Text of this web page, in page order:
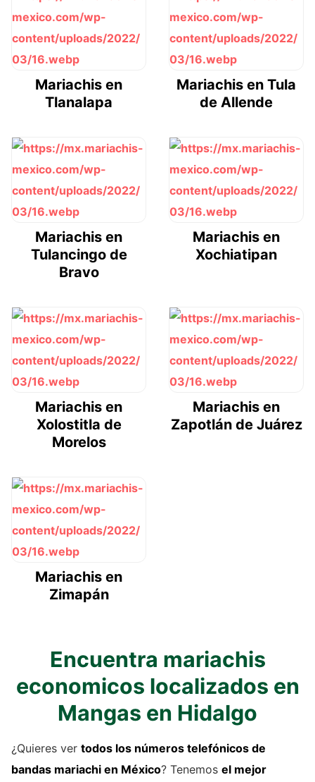
Mariachis en
Tlanalapa
Mariachis en Tula
de Allende
Mariachis en
Tulancingo de
Bravo
Mariachis en
Xochiatipan
Mariachis en
Xolostitla de
Morelos
Mariachis en
Zapotlán de Juárez
Mariachis en
Zimapán
Encuentra mariachis
economicos localizados en
Mangas en Hidalgo
¿Quieres ver todos los números telefónicos de
bandas mariachi en México? Tenemos el mejor